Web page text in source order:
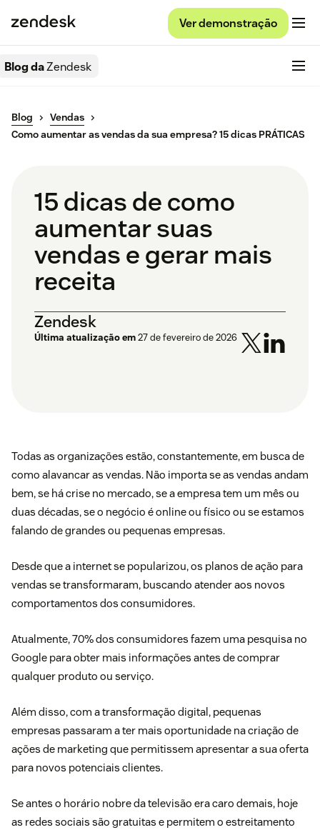
Ver demonstração
Blog daZendesk
Blog
Vendas
Como aumentar as vendas da sua empresa? 15 dicas PRÁTICAS
15 dicas de como
aumentar suas
vendas e gerar mais
receita
Zendesk
Última atualização em27 de fevereiro de 2026
Todas as organizações estão, constantemente, em busca de
como alavancar as vendas. Não importa se as vendas andam
bem, se há crise no mercado, se a empresa tem um mês ou
duas décadas, se o negócio é online ou físico ou se estamos
falando de grandes ou pequenas empresas.
Desde que a internet se popularizou, os planos de ação para
vendas se transformaram, buscando atender aos novos
comportamentos dos consumidores.
Atualmente,70% dos consumidores fazem uma pesquisa no
Google para obter mais informações antes de comprar
qualquer produto ou serviço.
Além disso, com atransformação digital , pequenas
empresas passaram a ter mais oportunidade na criação de
ações de marketing que permitissem apresentar a sua oferta
para novos potenciais clientes.
Se antes o horário nobre da televisão era caro demais, hoje
as redes sociais são gratuitas e permitem o estreitamento